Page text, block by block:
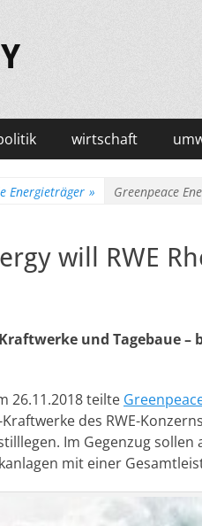
wirtschaft
Energieträger » Greenpeace
will RWE
und Tagebaue –
26.11.2018teilte
des RWE-
Im Gegenzug
mit einer